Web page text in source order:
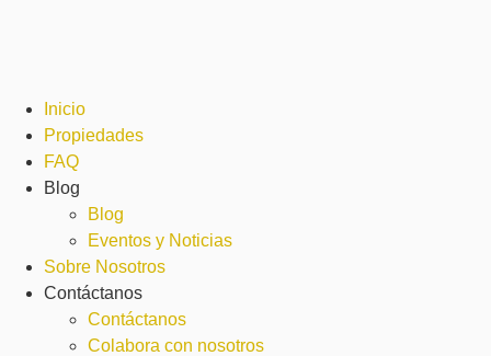
Inicio
Propiedades
FAQ
Blog
Blog
Eventos y Noticias
Sobre Nosotros
Contáctanos
Contáctanos
Colabora con nosotros